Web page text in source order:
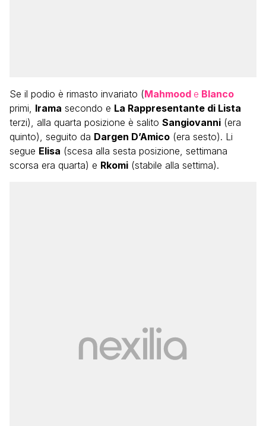
Se il podio è rimasto invariato (Mahmood e Blanco
primi, Irama secondo e La Rappresentante di Lista
terzi), alla quarta posizione è salito Sangiovanni (era
quinto), seguito da Dargen D’Amico (era sesto). Li
segue Elisa (scesa alla sesta posizione, settimana
scorsa era quarta) e Rkomi (stabile alla settima).